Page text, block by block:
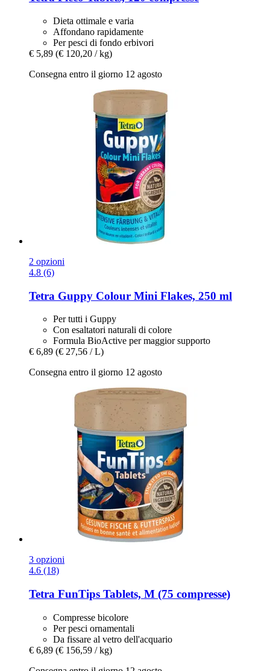
Dieta ottimale e varia
Affondano rapidamente
Per pesci di fondo erbivori
€ 5,89 (€ 120,20 / kg)
Consegna entro il giorno 12 agosto
2 opzioni
4.8 (6)
Tetra Guppy Colour Mini Flakes, 250 ml
Per tutti i Guppy
Con esaltatori naturali di colore
Formula BioActive per maggior supporto
€ 6,89 (€ 27,56 / L)
Consegna entro il giorno 12 agosto
3 opzioni
4.6 (18)
Tetra FunTips Tablets, M (75 compresse)
Compresse bicolore
Per pesci ornamentali
Da fissare al vetro dell'acquario
€ 6,89 (€ 156,59 / kg)